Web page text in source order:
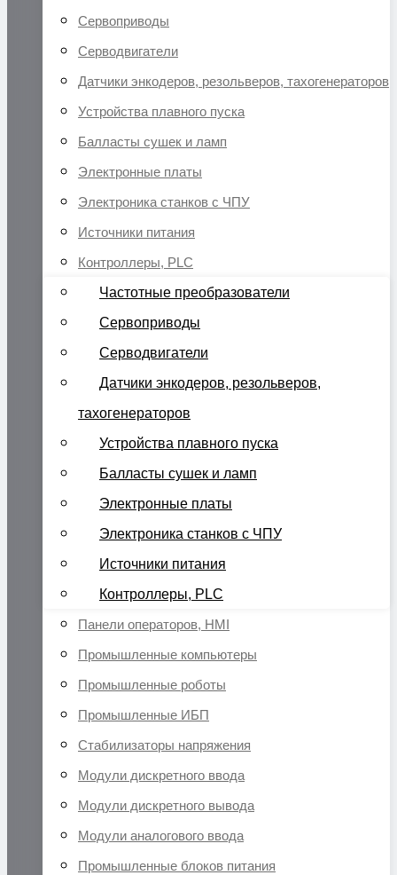
Сервоприводы
Серводвигатели
Датчики энкодеров, резольверов, тахогенераторов
Устройства плавного пуска
Балласты сушек и ламп
Электронные платы
Электроника станков с ЧПУ
Источники питания
Контроллеры, PLC
Частотные преобразователи
Сервоприводы
Серводвигатели
Датчики энкодеров, резольверов,
тахогенераторов
Устройства плавного пуска
Балласты сушек и ламп
Электронные платы
Электроника станков с ЧПУ
Источники питания
Контроллеры, PLC
Панели операторов, HMI
Промышленные компьютеры
Промышленные роботы
Промышленные ИБП
Стабилизаторы напряжения
Модули дискретного ввода
Модули дискретного вывода
Модули аналогового ввода
Промышленные блоков питания